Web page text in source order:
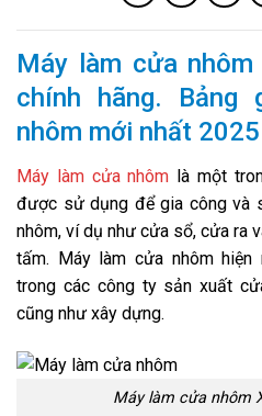
Máy làm cửa
chính hãng. Bảng
nhôm mới nhất 2025
Máy làm cửa nhôm là một
được sử dụng để gia công và
nhôm, ví dụ như cửa sổ, cửa ra
tấm. Máy làm cửa nhôm
trong các công ty sản xuất
cũng như xây dựng.
Máy làm cửa nhôm